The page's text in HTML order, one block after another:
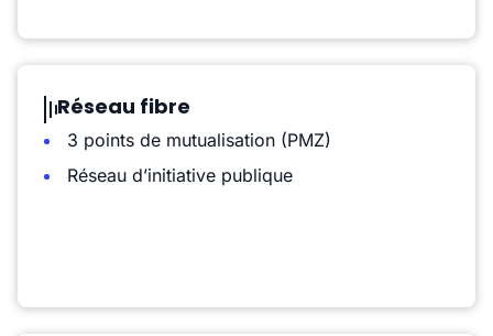
Réseau fibre
3 points de mutualisation (PMZ)
Réseau d’initiative publique